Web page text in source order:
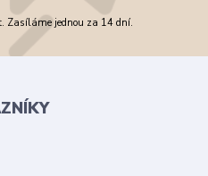
Zasíláme jednou za 14 dní.